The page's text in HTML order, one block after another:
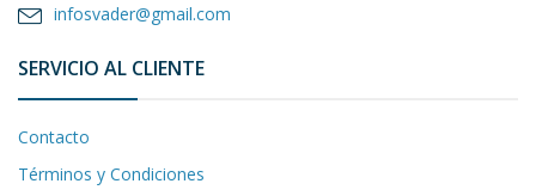
infosvader@gmail.com
SERVICIO AL CLIENTE
Contacto
Términos y Condiciones